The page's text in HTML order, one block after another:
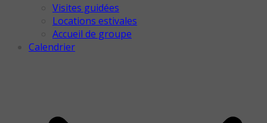
Visites guidées
Locations estivales
Accueil de groupe
Calendrier